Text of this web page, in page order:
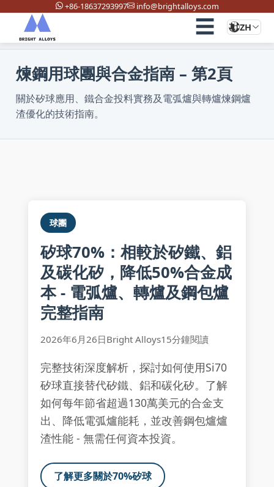
+86-18637293997 info@brightalloys.com
☰ ZH
首頁/新聞與活動
煉鋼用球團與合金指南 – 第2頁
關於矽球應用、鐵合金投料實務及電弧爐與轉爐煉鋼爐
渣優化的技術指南。
球團
矽球70%：相較於矽鐵、鋁
及碳化矽，降低50%合金成
本 - 電弧爐、轉爐及鋼包爐
完整指南
2026年6月26日Bright Alloys15分鐘閱讀
完整技術深度解析，探討如何使用Si70
矽球直接替代矽鐵、鋁和碳化矽。了解
如何每年節省超過130萬美元的合金支
出、降低電弧爐能耗，並改善鋼包爐爐
渣性能 - 無需任何資本投資。
了解更多關於70%矽球